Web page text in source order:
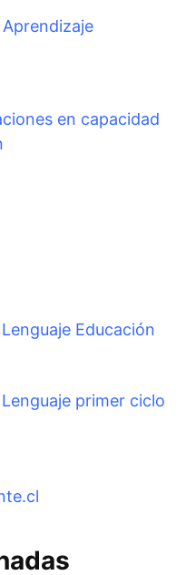
en capacidad
Educación
primer ciclo